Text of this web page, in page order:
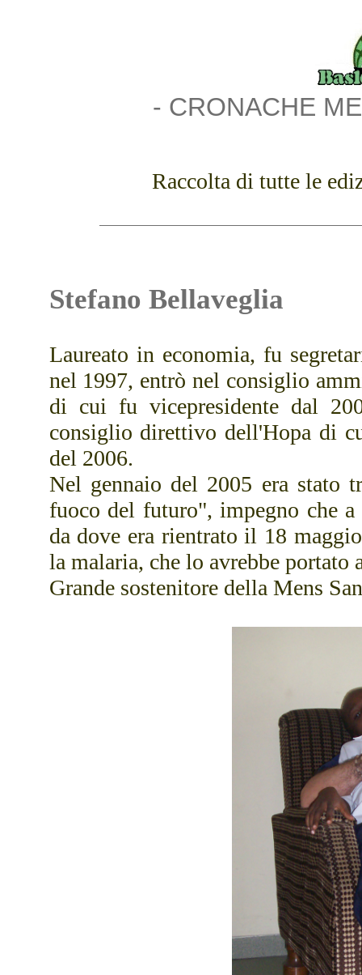
- CRONACHE
Raccolta di tutte le
Stefano Bellaveglia
Laureato in economia, fu
nel 1997, entrò nel consiglio
di cui fu vicepresidente dal
consiglio direttivo dell'Hopa di
del 2006.
Nel gennaio del 2005 era stato
fuoco del futuro", impegno che
da dove era rientrato il 18
la malaria, che lo avrebbe portato
Grande sostenitore della Mens